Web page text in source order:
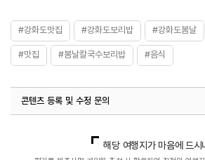
#강화도맛집 #강화도보리밥 #강화도봄날
#맛집 #봄날칼국수보리밥 #음식
콘텐츠 등록 및 수정 문의
해당 여행지가 마음에 드시